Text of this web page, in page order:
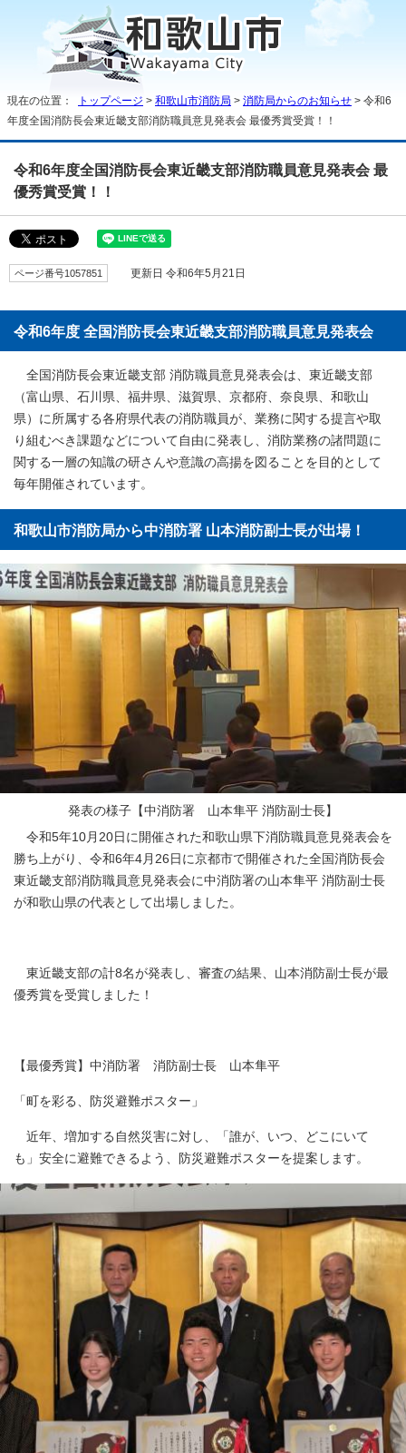
現在の位置： トップページ > 和歌山市消防局 > 消防局からのお知らせ > 令和6
年度全国消防長会東近畿支部消防職員意見発表会 最優秀賞受賞！！
令和6年度全国消防長会東近畿支部消防職員意見発表会 最
優秀賞受賞！！
ページ番号1057851 更新日 令和6年5月21日
令和6年度 全国消防長会東近畿支部消防職員意見発表会
全国消防長会東近畿支部 消防職員意見発表会は、東近畿支部
（富山県、石川県、福井県、滋賀県、京都府、奈良県、和歌山
県）に所属する各府県代表の消防職員が、業務に関する提言や取
り組むべき課題などについて自由に発表し、消防業務の諸問題に
関する一層の知識の研さんや意識の高揚を図ることを目的として
毎年開催されています。
和歌山市消防局から中消防署 山本消防副士長が出場！
発表の様子【中消防署 山本隼平 消防副士長】
令和5年10月20日に開催された和歌山県下消防職員意見発表会を
勝ち上がり、令和6年4月26日に京都市で開催された全国消防長会
東近畿支部消防職員意見発表会に中消防署の山本隼平 消防副士長
が和歌山県の代表として出場しました。
東近畿支部の計8名が発表し、審査の結果、山本消防副士長が最
優秀賞を受賞しました！
【最優秀賞】中消防署 消防副士長 山本隼平
「町を彩る、防災避難ポスター」
近年、増加する自然災害に対し、「誰が、いつ、どこにいて
も」安全に避難できるよう、防災避難ポスターを提案します。